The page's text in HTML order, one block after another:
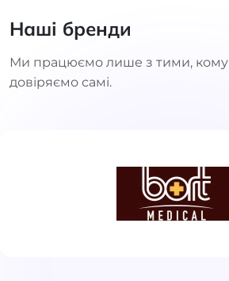
Наші бренди
Ми працюємо лише з тими, кому
довіряємо самі.